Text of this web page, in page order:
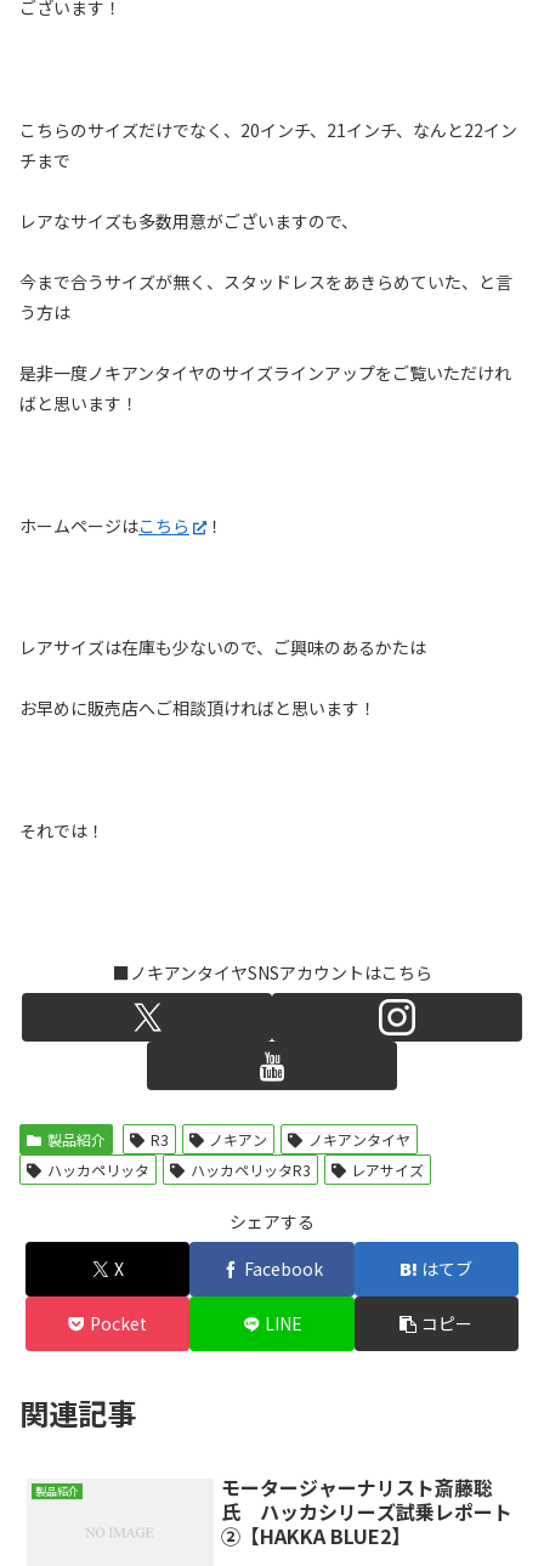
ございます！
こちらのサイズだけでなく、20インチ、21インチ、なんと22イン
チまで
レアなサイズも多数用意がございますので、
今まで合うサイズが無く、スタッドレスをあきらめていた、と言
う方は
是非一度ノキアンタイヤのサイズラインアップをご覧いただけれ
ばと思います！
ホームページはこちら ！
レアサイズは在庫も少ないので、ご興味のあるかたは
お早めに販売店へご相談頂ければと思います！
それでは！
■ノキアンタイヤSNSアカウントはこちら
製品紹介 R3 ノキアン
ノキアンタイヤ
ハッカペリッタ
ハッカペリッタR3 レアサイズ
シェアする
X
Facebook はてブ
Pocket LINE コピー
関連記事
製品紹介
モータージャーナリスト斎藤聡
氏 ハッカシリーズ試乗レポート
②【HAKKA BLUE2】